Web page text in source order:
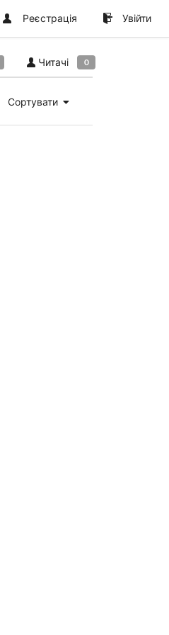
Реєстрація Увійти
Читачі 0
Сортувати